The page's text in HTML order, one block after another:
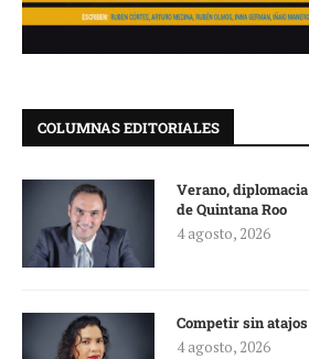
COLUMNAS EDITORIALES
Verano,
de Quintana Roo
4 agosto, 2026
Competir sin atajos
4 agosto, 2026